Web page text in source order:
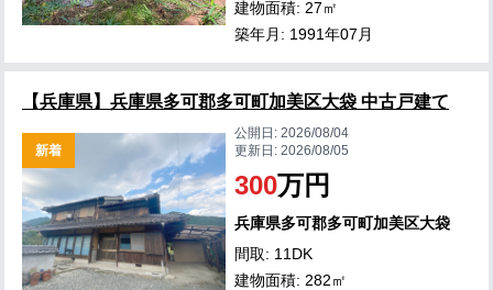
建物面積: 27㎡
築年月: 1991年07月
【兵庫県】兵庫県多可郡多可町加美区大袋 中古戸建て
新着
公開日:2026/08/04
更新日:2026/08/05
300万円
兵庫県多可郡多可町加美区大袋
間取: 11DK
建物面積: 282㎡